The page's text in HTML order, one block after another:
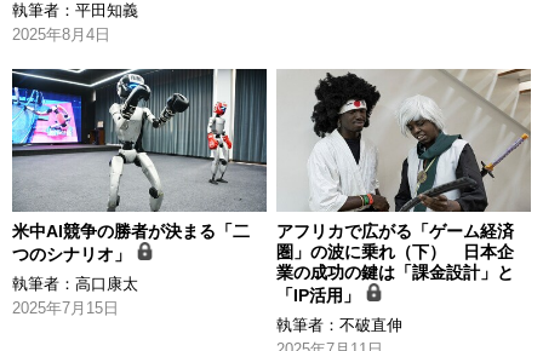
執筆者： 平田知義
2025年8月4日
米中AI競争の勝者が決まる「二
つのシナリオ」
執筆者： 高口康太
2025年7月15日
アフリカで広がる「ゲーム経済
圏」の波に乗れ（下） 日本企
業の成功の鍵は「課金設計」と
「IP活用」
執筆者：不破直伸